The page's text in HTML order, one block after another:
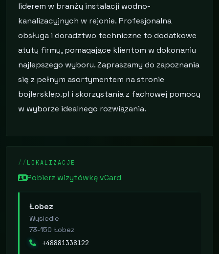
liderem w branży instalacji wodno-
kanalizacyjnych w rejonie. Profesjonalna
obsługa i doradztwo techniczne to dodatkowe
atuty firmy, pomagające klientom w dokonaniu
najlepszego wyboru. Zapraszamy do zapoznania
się z pełnym asortymentem na stronie
bojlersklep.pl i skorzystania z fachowej pomocy
w wyborze idealnego rozwiązania.
LOKALIZACJE
Pobierz wizytówkę vCard
Łobez
Wysiedle
73-150 Łobez
+48881338122